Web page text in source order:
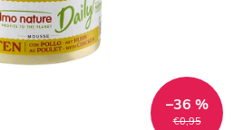
€0,95
–36 %